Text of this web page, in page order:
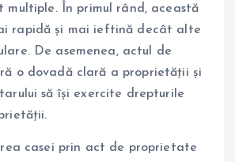
multiple. În primul rând, această
rapidă și mai ieftină decât alte
De asemenea, actul de
o dovadă clară a proprietății și
să își exercite drepturile
casei prin act de proprietate